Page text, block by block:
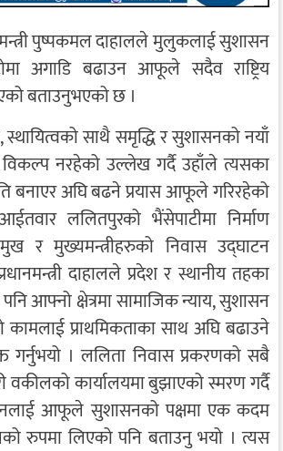
पुष्पकमल दाहालले मुलुकलाई सुशासन
अगाडि बढाउन आफूले सदैव राष्ट्रिय
बताउनुभएको छ ।
साथै समृद्धि र सुशासनको नयाँ
विकल्प नरहेको उल्लेख गर्दै उहाँले त्यसका
बनाएर अघि बढने प्रयास आफूले गरिरहेको
ललितपुरको भैंसेपाटीमा निर्माण
र मुख्यमन्त्रीहरुको निवास उद्घाटन
दाहालले प्रदेश र स्थानीय तहका
आफ्नो क्षेत्रमा सामाजिक न्याय, सुशासन
कामलाई प्राथमिकताका साथ अघि बढाउने
गर्नुभयो । ललिता निवास प्रकरणको सबै
वकीलको कार्यालयमा बुझाएको स्मरण गर्दै
आफूले सुशासनको पक्षमा एक कदम
रुपमा लिएको पनि बताउनु भयो । त्यस